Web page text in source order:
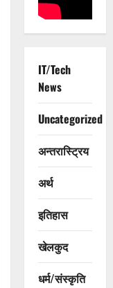
IT/Tech
News
Uncategorized
अन्तरास्ट्रिय
अर्थ
इतिहास
खेलकुद
धर्म/संस्कृति